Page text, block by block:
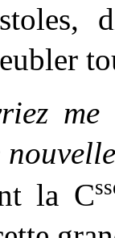
la C